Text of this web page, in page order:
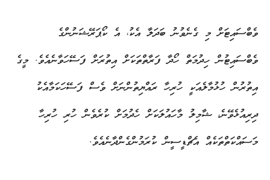
ވެބްސައިޓަށް މި ގެނެވުނު ބަދަލާ އެކު، އެ ކޯޕަރޭޝަނުންގެ
ވެބްސައިޓުން ހިދުމަތް ހޯދާ ފަރާތްތަކަށް އިތުރަށް ފަސޭހަވާނެއެވެ. މީގެ
އިތުރުން ހުޅުމާލެއަކީ ހުރިހާ ރައްޔިތުންނަށް ވެސް ފަސޭހަކަމާއެކު
ދިރިއުޅެވޭނެ، ޝާމިލު މާހައުލަކަށް ހެދުމަށް ކުރެވެން ހުރި ހުރިހާ
މަސައްކަތްތަކެއް އެޗްޑީސީން ކުރަމުންގެންދާނެއެވެ.